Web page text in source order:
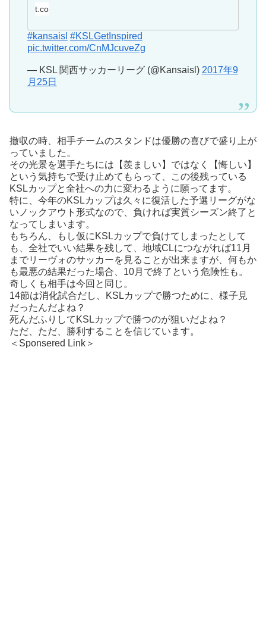
t.co
#kansaisl #KSLGetInspired
pic.twitter.com/CnMJcuveZg
— KSL 関西サッカーリーグ (@Kansaisl) 2017年9
月25日
撤収の時、相手チームのスタンドは優勝の喜びで盛り上が
っていました。
その光景を選手たちには【羨ましい】ではなく【悔しい】
という気持ちで受け止めてもらって、この後残っている
KSLカップと全社への力に変わるように願ってます。
特に、今年のKSLカップは久々に復活した予選リーグがな
いノックアウト形式なので、負ければ実質シーズン終了と
なってしまいます。
もちろん、もし仮にKSLカップで負けてしまったとして
も、全社でいい結果を残して、地域CLにつながれば11月
までリーヴォのサッカーを見ることが出来ますが、何もか
も最悪の結果だった場合、10月で終了という危険性も。
奇しくも相手は今回と同じ。
14節は消化試合だし、KSLカップで勝つために、様子見
だったんだよね？
死んだふりしてKSLカップで勝つのが狙いだよね？
ただ、ただ、勝利することを信じています。
＜Sponsered Link＞